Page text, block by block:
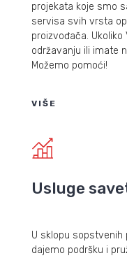
projekata koje smo
servisa svih vrsta
proizvođača.
održavanju ili imate
Možemo pomoći!
VIŠE
Usluge
U sklopu
dajemo podršku i